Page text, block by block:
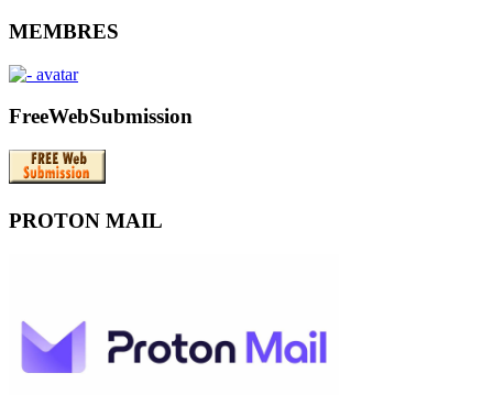
MEMBRES
FreeWebSubmission
PROTON MAIL